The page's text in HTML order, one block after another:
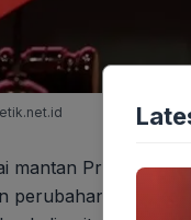
mantan Presiden
perubahan yang